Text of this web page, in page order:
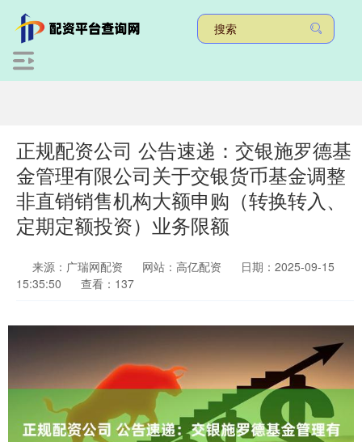
正规配资公司 公告速递：交银施罗德基
金管理有限公司关于交银货币基金调整
非直销销售机构大额申购（转换转入、
定期定额投资）业务限额
来源：广瑞网配资 网站：高亿配资
日期：2025-09-15
15:35:50
查看：137